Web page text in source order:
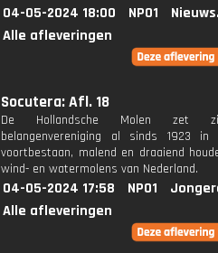
04-05-2024 18:00 NPO1
Alle afleveringen
Socutera: Afl. 18
De Hollandsche Molen zet
belangenvereniging al sinds 1923
voortbestaan, malend en draaiend
wind- en watermolens van Nederland.
04-05-2024 17:58 NPO1
Alle afleveringen